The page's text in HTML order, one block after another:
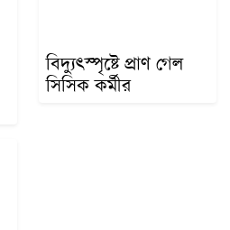
বিদ্যুৎস্পৃষ্টে প্রাণ গেল
সিসিক কর্মীর